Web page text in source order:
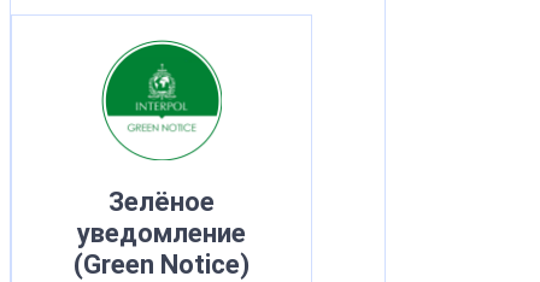
Зелёное
уведомление
(Green Notice)